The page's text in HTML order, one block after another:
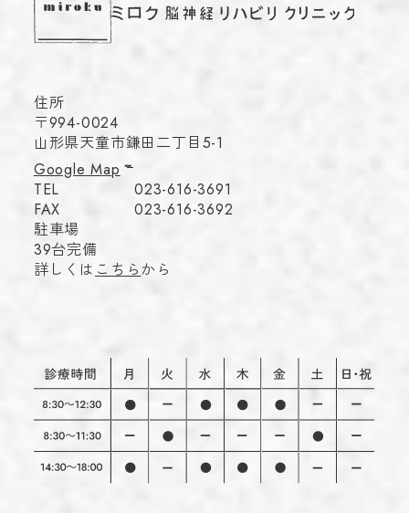
住所
〒994-0024
山形県天童市鎌田二丁目5-1
Google Map
TEL
023-616-3691
FAX
023-616-3692
駐車場
39台完備
詳しくは こちらから